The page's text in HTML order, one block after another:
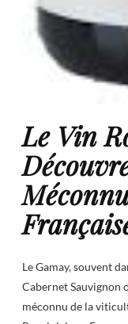
Le Vin
Le Gamay, souvent
Cabernet Sauvignon
méconnu de la